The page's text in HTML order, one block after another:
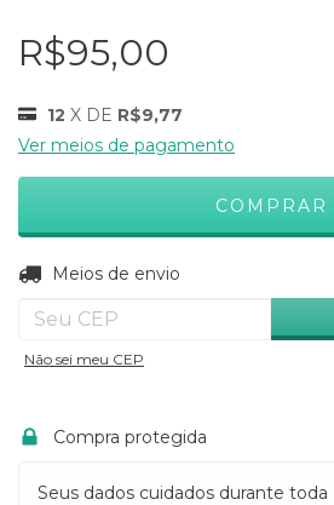
R$95,00
12 X DE R$9,77
Ver meios de pagamento
Entregas para o CEP:
Meios de envio
Não sei meu CEP
Compra protegida
Seus dados cuidados durante toda